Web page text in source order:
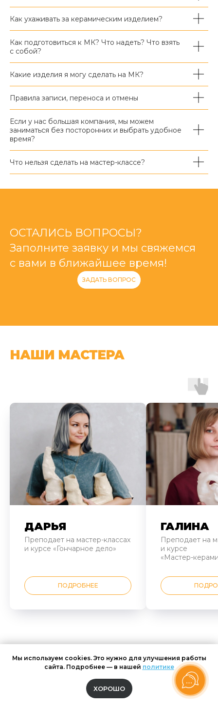
Как ухаживать за керамическим изделием?
Как подготовиться к МК? Что надеть? Что взять
с собой?
Какие изделия я могу сделать на МК?
Правила записи, переноса и отмены
Если у нас большая компания, мы можем
заниматься без посторонних и выбрать удобное
время?
Что нельзя сделать на мастер-классе?
ОСТАЛИСЬ ВОПРОСЫ?
Заполните заявку и мы свяжемся
с вами в ближайшее время!
ЗАДАТЬ ВОПРОС
НАШИ МАСТЕРА
ДАРЬЯ
Преподает на мастер-классах
и курсе «Гончарное дело»
ПОДРОБНЕЕ
ГАЛИНА
Преподает на
и курсе
«Мастер-
ГДЕ БУДУТ
ПРОХОДИТЬ
Мы используем cookies. Это нужно для улучшения работы
сайта. Подробнее — в нашей политике
ХОРОШО